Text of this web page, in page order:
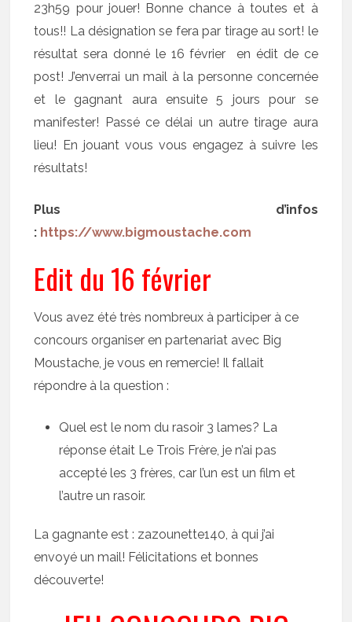
23h59 pour jouer! Bonne chance à toutes et à
tous!! La désignation se fera par tirage au sort! le
résultat sera donné le 16 février en édit de ce
post! J’enverrai un mail à la personne concernée
et le gagnant aura ensuite 5 jours pour se
manifester! Passé ce délai un autre tirage aura
lieu! En jouant vous vous engagez à suivre les
résultats!
Plus d’infos
: https://www.bigmoustache.com
Edit du 16 février
Vous avez été très nombreux à participer à ce
concours organiser en partenariat avec Big
Moustache, je vous en remercie! Il fallait
répondre à la question :
Quel est le nom du rasoir 3 lames? La
réponse était Le Trois Frère, je n’ai pas
accepté les 3 frères, car l’un est un film et
l’autre un rasoir.
La gagnante est : zazounette140, à qui j’ai
envoyé un mail! Félicitations et bonnes
découverte!